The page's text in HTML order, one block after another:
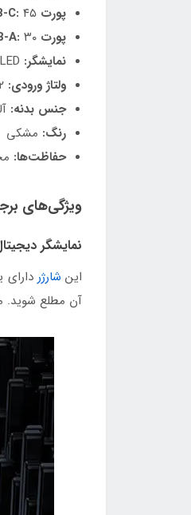
پورت USB-C: ۴۵ وات (پشتیبانی از PD 3.0)
پورت USB-A: ۳۰ وات (پشتیبانی از QC 3.0)
نمایشگر:
ولتاژ ورودی:
جنس بدنه:
رنگ: مشکی
حفاظت‌ها:
ویژگی‌های
نمایشگر
این شارژر
آن مطلع شوید.